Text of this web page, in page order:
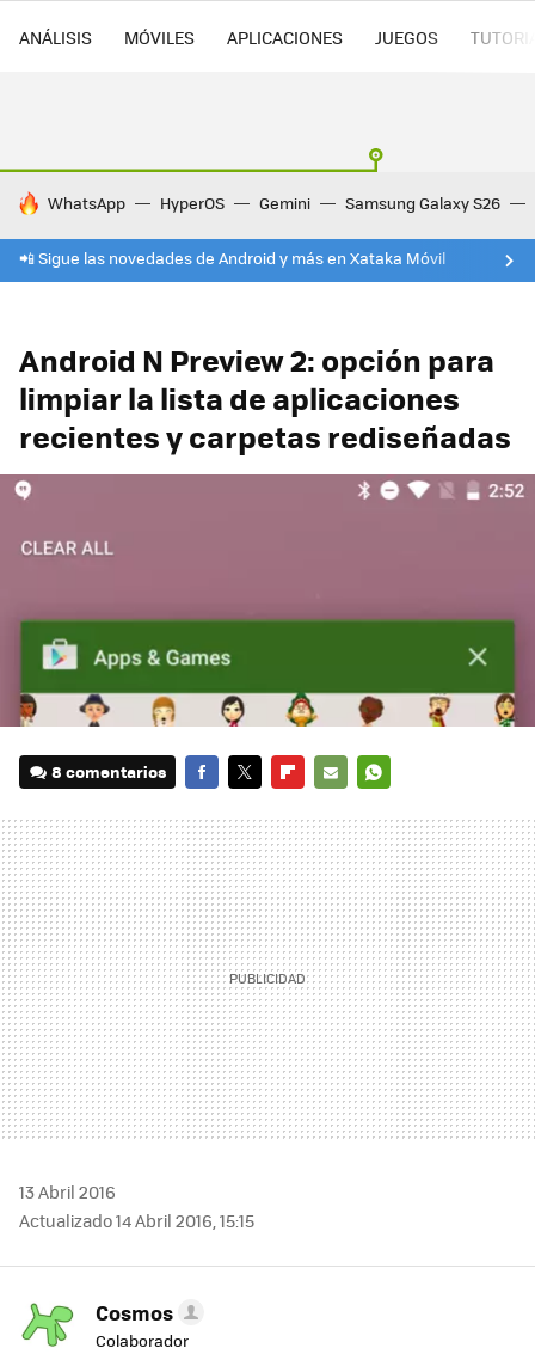
ANÁLISIS MÓVILES APLICACIONES JUEGOS
HOY SE HABLA DE
WhatsApp HyperOS Gemini Samsung Galaxy S26
📲 Sigue las novedades de Android y más en Xataka Móvil
Android N Preview 2: opción para
limpiar la lista de aplicaciones
recientes y carpetas rediseñadas
8 comentarios
MAIL
13 Abril 2016
Actualizado 14 Abril 2016, 15:15
Cosmos
Colaborador